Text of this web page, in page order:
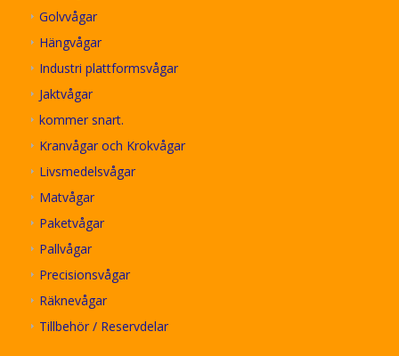
Golvvågar
Hängvågar
Industri plattformsvågar
Jaktvågar
kommer snart.
Kranvågar och Krokvågar
Livsmedelsvågar
Matvågar
Paketvågar
Pallvågar
Precisionsvågar
Räknevågar
Tillbehör / Reservdelar